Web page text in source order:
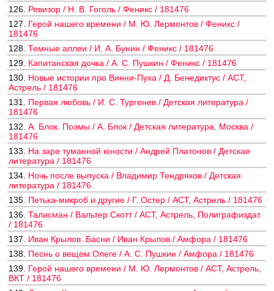
126. Ревизор / Н. В. Гоголь / Феникс / 181476
127. Герой нашего времени / М. Ю. Лермонтов / Феникс /
181476
128. Темные аллеи / И. А. Бунин / Феникс / 181476
129. Капитанская дочка / А. С. Пушкин / Феникс / 181476
130. Новые истории про Винни-Пуха / Д. Бенедиктус / АСТ,
Астрель / 181476
131. Первая любовь / И. С. Тургенев / Детская литература /
181476
132. А. Блок. Поэмы / А. Блок / Детская литература. Москва /
181476
133. На заре туманной юности / Андрей Платонов / Детская
литература / 181476
134. Ночь после выпуска / Владимир Тендряков / Детская
литература / 181476
135. Петька-микроб и другие / Г. Остер / АСТ, Астрель / 181476
136. Талисман / Вальтер Скотт / АСТ, Астрель, Полиграфиздат
/ 181476
137. Иван Крылов. Басни / Иван Крылов / Амфора / 181476
138. Песнь о вещем Олеге / А. С. Пушкин / Амфора / 181476
139. Герой нашего времени / М. Ю. Лермонтов / АСТ, Астрель,
ВКТ / 181476